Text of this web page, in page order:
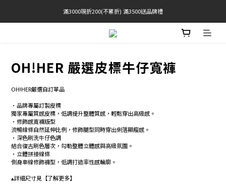
官網限定! 滿千免運(僅限台灣本島)
滿3000現折200(不累折) 滿3500送品牌禮
BRATOP專區買三送一 | 指定專區買一送一
OH!HER 嚴選皮標牛仔寬褲
OH!HER嚴選自訂單品
•品牌專屬訂製皮標
獨家專屬質感皮標，低調提升整體質感，輕鬆穿出高級感。
•修飾感寬褲版型
流暢線條自然延伸比例，修飾腿型同時穿出俐落顯瘦感。
•深色刷洗牛仔色調
結合復古刷色層次，勾勒整體立體感與高級氛圍。
•立體拼接線條
側身車線修飾褲型，低調打造率性感輪廓。
▴詳細尺寸見【了解更多】